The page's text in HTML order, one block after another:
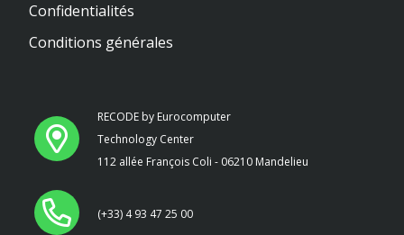
RECODE by Eurocomputer
Technology Center
112 allée François Coli - 06210 Mandelieu
(+33) 4 93 47 25 00
Confidentialités
Conditions générales